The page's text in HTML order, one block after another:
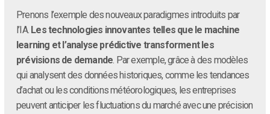
Prenons l’exemple des nouveaux paradigmes introduits par
l’IA. Les technologies innovantes telles que le machine
learning et l’analyse prédictive transforment les
prévisions de demande. Par exemple, grâce à des modèles
qui analysent des données historiques, comme les tendances
d’achat ou les conditions météorologiques, les entreprises
peuvent anticiper les fluctuations du marché avec une précision